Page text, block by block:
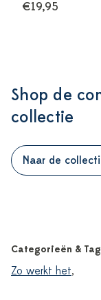
€19,95
Shop de
collectie
Naar de
Categorieën &
Zo werkt het,